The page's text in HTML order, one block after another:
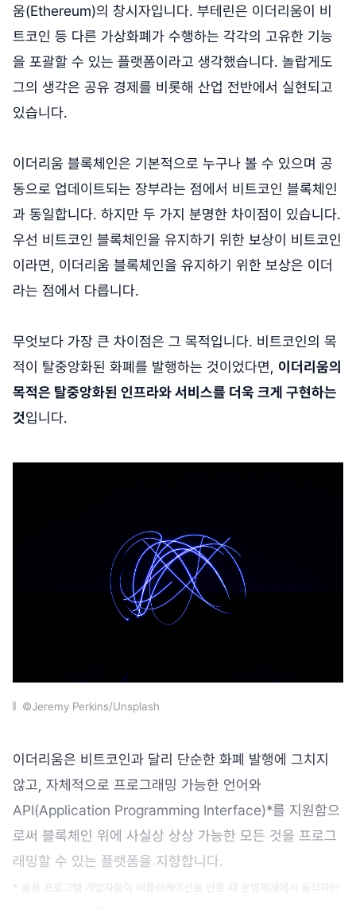
움(Ethereum)의 창시자입니다. 부테린은 이더리움이 비
트코인 등 다른 가상화폐가 수행하는 각각의 고유한 기능
을 포괄할 수 있는 플랫폼이라고 생각했습니다. 놀랍게도
그의 생각은 공유 경제를 비롯해 산업 전반에서 실현되고
있습니다.
이더리움 블록체인은 기본적으로 누구나 볼 수 있으며 공
동으로 업데이트되는 장부라는 점에서 비트코인 블록체인
과 동일합니다. 하지만 두 가지 분명한 차이점이 있습니다.
우선 비트코인 블록체인을 유지하기 위한 보상이 비트코인
이라면, 이더리움 블록체인을 유지하기 위한 보상은 이더
라는 점에서 다릅니다.
무엇보다 가장 큰 차이점은 그 목적입니다. 비트코인의 목
적이 탈중앙화된 화폐를 발행하는 것이었다면, 이더리움의
목적은 탈중앙화된 인프라와 서비스를 더욱 크게 구현하는
것입니다.
©Jeremy Perkins/Unsplash
이더리움은 비트코인과 달리 단순한 화폐 발행에 그치지
않고, 자체적으로 프로그래밍 가능한 언어와
API(Application Programming Interface)*를 지원함으
로써 블록체인 위에 사실상 상상 가능한 모든 것을 프로그
래밍할 수 있는 플랫폼을 지향합니다.
* 응용 프로그램 개발자들이 애플리케이션을 만들 때 운영체제에서 동작하는